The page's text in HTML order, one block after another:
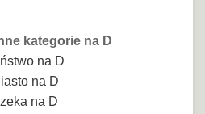
kategorie na D
na D
na D
na D